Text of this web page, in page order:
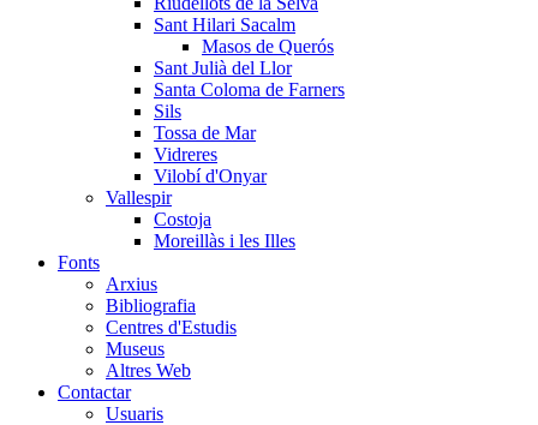
Sant Hilari Sacalm
Masos de Querós
Sant Julià del Llor
Santa Coloma de Farners
Sils
Tossa de Mar
Vidreres
Vilobí d'Onyar
Vallespir
Costoja
Moreillàs i les Illes
Fonts
Arxius
Bibliografia
Centres d'Estudis
Museus
Altres Web
Contactar
Usuaris